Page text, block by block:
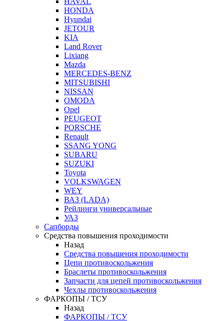
HONDA
Hyundai
JETOUR
KIA
Land Rover
Lixiang
Mazda
MERCEDES-BENZ
MITSUBISHI
NISSAN
OMODA
Opel
PEUGEOT
PORSCHE
Renault
SSANG YONG
SUBARU
SUZUKI
Toyota
VOLKSWAGEN
WEY
ВАЗ (LADA)
Рейлинги универсальные
УАЗ
Сапборды
Средства повышения проходимости
Назад
Средства повышения проходимости
Цепи противоскольжения
Браслеты противоскольжения
Запчасти для цепей противоскольжения
Чехлы противоскольжения
ФАРКОПЫ / ТСУ
Назад
ФАРКОПЫ / ТСУ